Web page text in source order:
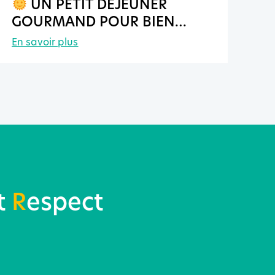
UN PETIT DÉJEUNER
GOURMAND POUR BIEN
COMMENCER LA JOURNÉE !
En savoir plus
Respect